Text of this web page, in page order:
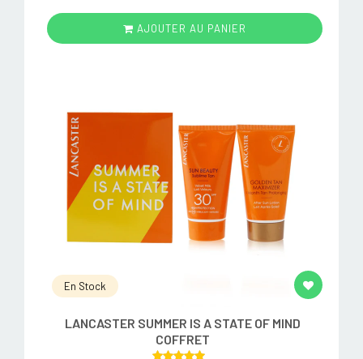
AJOUTER AU PANIER
En Stock
LANCASTER SUMMER IS A STATE OF MIND
COFFRET